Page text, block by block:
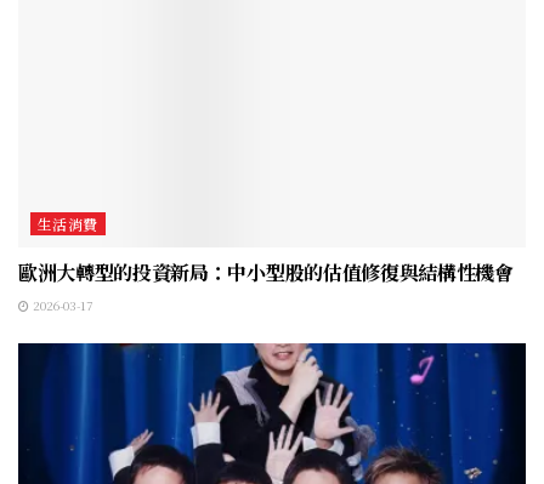
生活消費
歐洲大轉型的投資新局：中小型股的估值修復與結構性機會
2026-03-17